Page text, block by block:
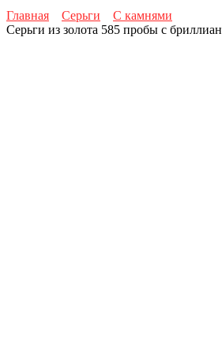
Главная
Серьги
С камнями
Серьги из золота 585 пробы с